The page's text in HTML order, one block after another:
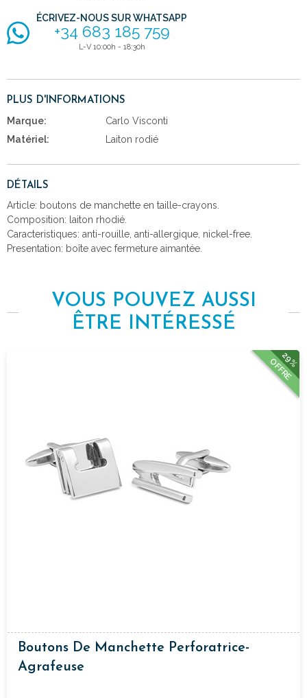
ÉCRIVEZ-NOUS SUR WHATSAPP
+34 683 185 759
L-V 10:00h - 18:30h
PLUS D'INFORMATIONS
Marque:
Carlo Visconti
Matériel:
Laiton rodié
DÉTAILS
Article: boutons de manchette en taille-crayons.
Composition: laiton rhodié.
Caracteristiques: anti-rouille, anti-allergique, nickel-free.
Presentation: boîte avec fermeture aimantée.
VOUS POUVEZ AUSSI
ÊTRE INTÉRESSÉ
29%
OFFRE
Boutons De Manchette Perforatrice-
Agrafeuse